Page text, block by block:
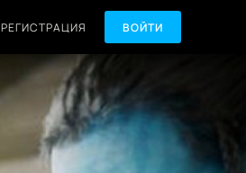
РЕГИСТРАЦИЯ ВОЙТИ